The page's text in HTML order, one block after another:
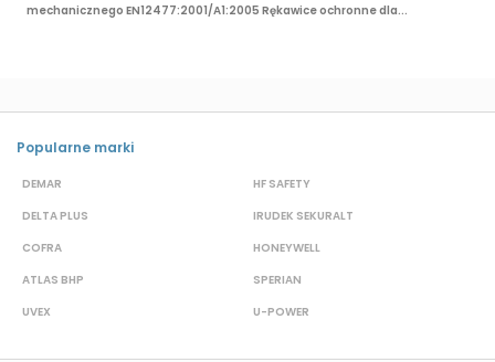
mechanicznego EN12477:2001/A1:2005 Rękawice ochronne dla...
Popularne marki
DEMAR
DELTA PLUS
COFRA
ATLAS BHP
UVEX
HF SAFETY
IRUDEK SEKURALT
HONEYWELL
SPERIAN
U-POWER